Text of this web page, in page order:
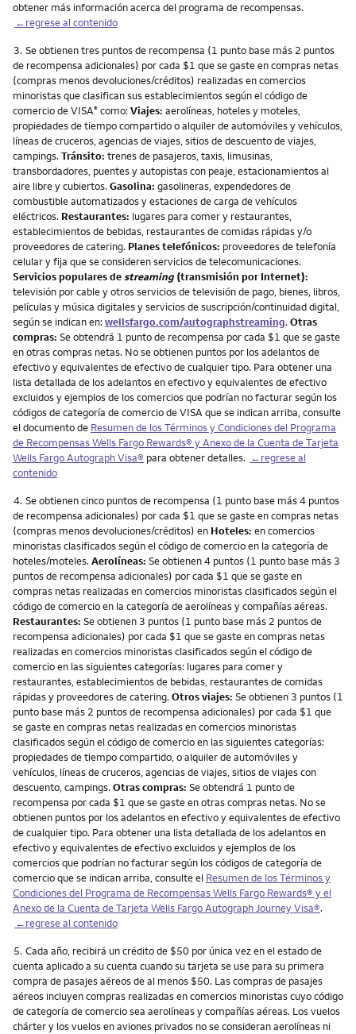
obtener más información acerca del programa de recompensas.
←regrese al contenido
Nota
3. Se obtienen tres puntos de recompensa (1 punto base más 2 puntos
de recompensa adicionales) por cada $1 que se gaste en compras netas
(compras menos devoluciones/créditos) realizadas en comercios
minoristas que clasifican sus establecimientos según el código de
comercio de VISA® como: Viajes: aerolíneas, hoteles y moteles,
propiedades de tiempo compartido o alquiler de automóviles y vehículos,
líneas de cruceros, agencias de viajes, sitios de descuento de viajes,
campings. Tránsito: trenes de pasajeros, taxis, limusinas,
transbordadores, puentes y autopistas con peaje, estacionamientos al
aire libre y cubiertos. Gasolina: gasolineras, expendedores de
combustible automatizados y estaciones de carga de vehículos
eléctricos. Restaurantes: lugares para comer y restaurantes,
establecimientos de bebidas, restaurantes de comidas rápidas y/o
proveedores de catering. Planes telefónicos: proveedores de telefonía
celular y fija que se consideren servicios de telecomunicaciones.
Servicios populares destreaming (transmisión por Internet):
televisión por cable y otros servicios de televisión de pago, bienes, libros,
películas y música digitales y servicios de suscripción/continuidad digital,
según se indican en: wellsfargo.com/autographstreaming. Otras
compras: Se obtendrá 1 punto de recompensa por cada $1 que se gaste
en otras compras netas. No se obtienen puntos por los adelantos de
efectivo y equivalentes de efectivo de cualquier tipo. Para obtener una
lista detallada de los adelantos en efectivo y equivalentes de efectivo
excluidos y ejemplos de los comercios que podrían no facturar según los
códigos de categoría de comercio de VISA que se indican arriba, consulte
el documento de Resumen de los Términos y Condiciones del Programa
de Recompensas Wells Fargo Rewards® y Anexo de la Cuenta de Tarjeta
Wells Fargo Autograph Visa® para obtener detalles. ←regrese al
contenido
Nota
4. Se obtienen cinco puntos de recompensa (1 punto base más 4 puntos
de recompensa adicionales) por cada $1 que se gaste en compras netas
(compras menos devoluciones/créditos) en Hoteles: en comercios
minoristas clasificados según el código de comercio en la categoría de
hoteles/moteles. Aerolíneas: Se obtienen 4 puntos (1 punto base más 3
puntos de recompensa adicionales) por cada $1 que se gaste en
compras netas realizadas en comercios minoristas clasificados según el
código de comercio en la categoría de aerolíneas y compañías aéreas.
Restaurantes: Se obtienen 3 puntos (1 punto base más 2 puntos de
recompensa adicionales) por cada $1 que se gaste en compras netas
realizadas en comercios minoristas clasificados según el código de
comercio en las siguientes categorías: lugares para comer y
restaurantes, establecimientos de bebidas, restaurantes de comidas
rápidas y proveedores de catering. Otros viajes: Se obtienen 3 puntos (1
punto base más 2 puntos de recompensa adicionales) por cada $1 que
se gaste en compras netas realizadas en comercios minoristas
clasificados según el código de comercio en las siguientes categorías:
propiedades de tiempo compartido, o alquiler de automóviles y
vehículos, líneas de cruceros, agencias de viajes, sitios de viajes con
descuento, campings. Otras compras: Se obtendrá 1 punto de
recompensa por cada $1 que se gaste en otras compras netas. No se
obtienen puntos por los adelantos en efectivo y equivalentes de efectivo
de cualquier tipo. Para obtener una lista detallada de los adelantos en
efectivo y equivalentes de efectivo excluidos y ejemplos de los
comercios que podrían no facturar según los códigos de categoría de
comercio que se indican arriba, consulte el Resumen de los Términos y
Condiciones del Programa de Recompensas Wells Fargo Rewards® y el
Anexo de la Cuenta de Tarjeta Wells Fargo Autograph Journey Visa®.
←regrese al contenido
Nota
5. Cada año, recibirá un crédito de $50 por única vez en el estado de
cuenta aplicado a su cuenta cuando su tarjeta se use para su primera
compra de pasajes aéreos de al menos $50. Las compras de pasajes
aéreos incluyen compras realizadas en comercios minoristas cuyo código
de categoría de comercio sea aerolíneas y compañías aéreas. Los vuelos
chárter y los vuelos en aviones privados no se consideran aerolíneas ni